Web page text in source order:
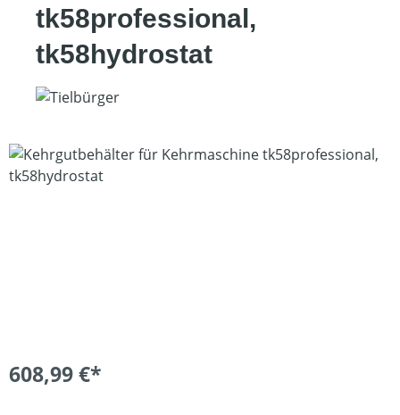
tk58professional,
tk58hydrostat
Bildergalerie überspringen
608,99 €*